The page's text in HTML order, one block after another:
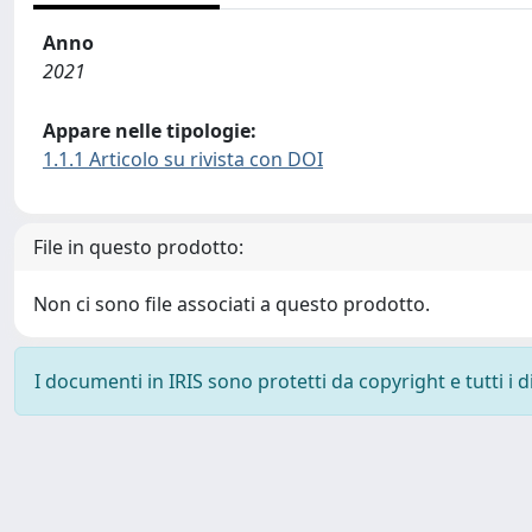
Anno
2021
Appare nelle tipologie:
1.1.1 Articolo su rivista con DOI
File in questo prodotto:
Non ci sono file associati a questo prodotto.
I documenti in IRIS sono protetti da copyright e tutti i